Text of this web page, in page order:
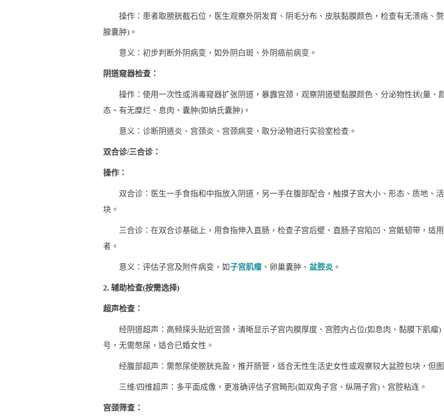
操作：患者取膀胱截石位，医生观察外阴发育、阴毛分布、皮肤黏膜颜色，检查有无溃疡、
腺囊肿)。
意义：初步判断外阴病变，如外阴白斑、外阴癌前病变。
阴道窥器检查：
操作：使用一次性或消毒窥器扩张阴道，暴露宫颈，观察阴道壁黏膜颜色、分泌物性状(量、
态、有无糜烂、息肉、囊肿(如纳氏囊肿)。
意义：诊断阴道炎、宫颈炎、宫颈病变，取分泌物进行实验室检查。
双合诊/三合诊：
操作：
双合诊：医生一手食指和中指放入阴道，另一手在腹部配合，触摸子宫大小、形态、质地、
块。
三合诊：在双合诊基础上，用食指伸入直肠，检查子宫后壁、直肠子宫陷凹、宫骶韧带，适
者。
意义：评估子宫及附件病变，如子宫肌瘤、卵巢囊肿、 盆腔炎 。
2. 辅助检查(按需选择)
超声检查：
经阴道超声：高频探头贴近宫颈，清晰显示子宫内膜厚度、宫腔内占位(如息肉、黏膜下肌瘤)
号，无需憋尿，适合已婚女性。
经腹部超声：需憋尿使膀胱充盈，推开肠管，适合无性生活史女性或观察较大盆腔包块，但
三维/四维超声：多平面成像，更准确评估子宫畸形(如双角子宫、纵隔子宫)、宫腔粘连。
宫颈筛查：